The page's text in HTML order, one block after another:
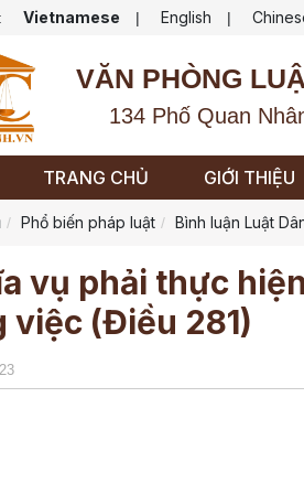
Vietnamese | English |
VĂN PHÒNG
134 Phố Quan
TRANG CHỦ GIỚI THIỆU
Phổ biến pháp luật Bình luận Luật
vụ phải thực
việc (Điều 281)